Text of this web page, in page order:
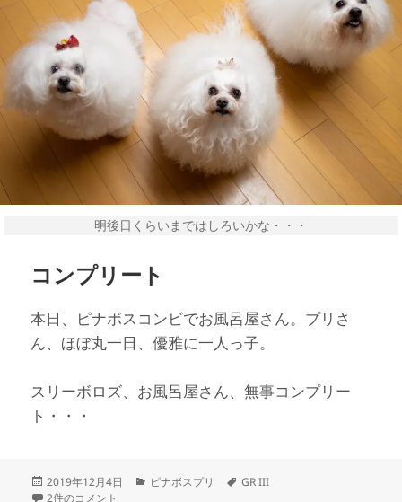
明後日くらいまではしろいかな・・・
コンプリート
本日、ピナボスコンビでお風呂屋さん。プリさ
ん、ほぼ丸一日、優雅に一人っ子。
スリーボロズ、お風呂屋さん、無事コンプリー
ト・・・
投
稿
2019年12月4日
カ
ピナボスプリ
タ
GR III
コンプリート への
2件のコメント